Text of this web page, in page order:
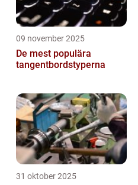
09 november 2025
De mest populära
tangentbordstyperna
31 oktober 2025